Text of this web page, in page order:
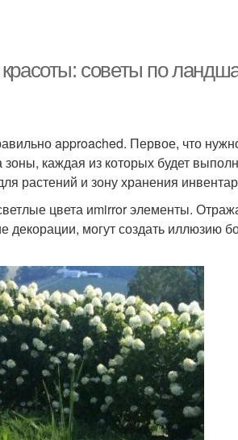
красоты: советы по
approached. Первое, что
каждая из которых будет
растений и зону хранения
цвета иmirror элементы.
декорации, могут создать иллюзию